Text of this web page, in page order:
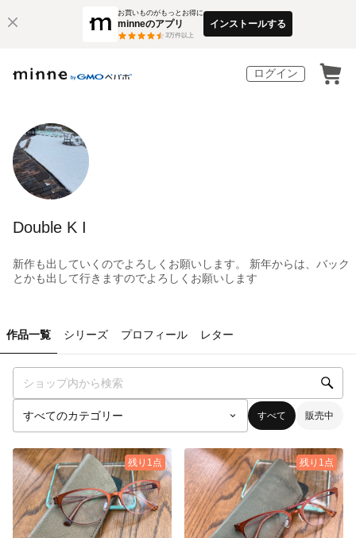
お買いものがもっとお得に
minneのアプリ
3万件以上
インストールする
ログイン
Double K I
新作も出していくのでよろしくお願いします。 新年からは、バック
とかも出して行きますのでよろしくお願いします
作品一覧 シリーズ プロフィール レター
すべて 販売中
残り1点 残り1点